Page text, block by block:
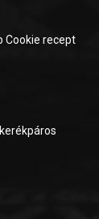
Cookie recept